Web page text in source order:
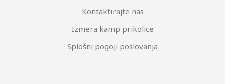
Kontaktirajte nas
Izmera kamp prikolice
Splošni pogoji poslovanja